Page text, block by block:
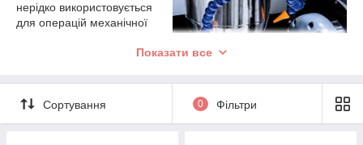
нерідко використовується
для операцій механічної
промисловому обладнанні.
Це стосується таких
операцій, як обробка блоків
Показати все
Сортування 0 Фільтри